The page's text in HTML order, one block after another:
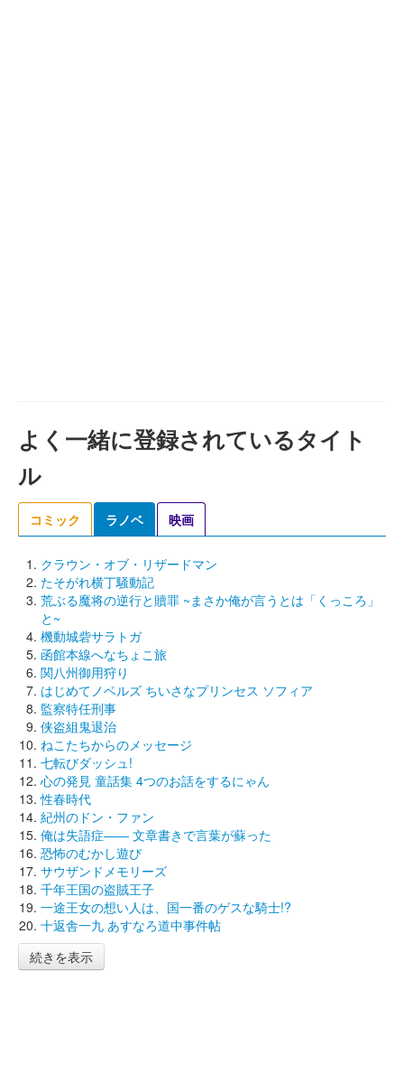
よく一緒に登録されているタイト
ル
コミック ラノベ 映画
クラウン・オブ・リザードマン
たそがれ横丁騒動記
荒ぶる魔将の逆行と贖罪 ~まさか俺が言うとは「くっころ」
と~
機動城砦サラトガ
函館本線へなちょこ旅
関八州御用狩り
はじめてノベルズ ちいさなプリンセス ソフィア
監察特任刑事
侠盗組鬼退治
ねこたちからのメッセージ
七転びダッシュ!
心の発見 童話集 4つのお話をするにゃん
性春時代
紀州のドン・ファン
俺は失語症―― 文章書きで言葉が蘇った
恐怖のむかし遊び
サウザンドメモリーズ
千年王国の盗賊王子
一途王女の想い人は、国一番のゲスな騎士!?
十返舎一九 あすなろ道中事件帖
続きを表示